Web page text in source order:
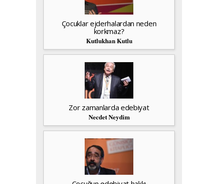
Çocuklar ejderhalardan neden
korkmaz?
Kutlukhan Kutlu
Zor zamanlarda edebiyat
Necdet Neydim